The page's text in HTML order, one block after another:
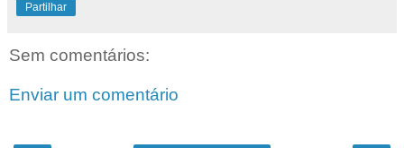
Partilhar
Sem comentários:
Enviar um comentário